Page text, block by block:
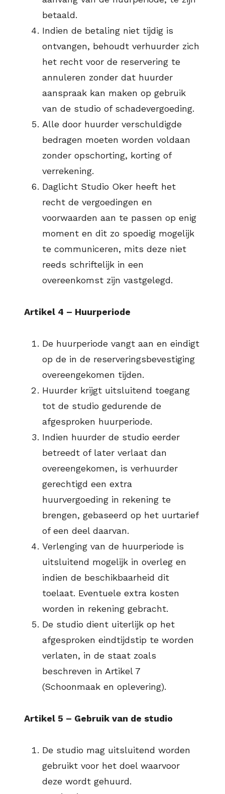
betaald.
Indien de betaling niet tijdig is
ontvangen, behoudt verhuurder zich
het recht voor de reservering te
annuleren zonder dat huurder
aanspraak kan maken op gebruik
van de studio of schadevergoeding.
Alle door huurder verschuldigde
bedragen moeten worden voldaan
zonder opschorting, korting of
verrekening.
Daglicht Studio Oker heeft het
recht de vergoedingen en
voorwaarden aan te passen op enig
moment en dit zo spoedig mogelijk
te communiceren, mits deze niet
reeds schriftelijk in een
overeenkomst zijn vastgelegd.
Artikel 4 – Huurperiode
De huurperiode vangt aan en eindigt
op de in de reserveringsbevestiging
overeengekomen tijden.
Huurder krijgt uitsluitend toegang
tot de studio gedurende de
afgesproken huurperiode.
Indien huurder de studio eerder
betreedt of later verlaat dan
overeengekomen, is verhuurder
gerechtigd een extra
huurvergoeding in rekening te
brengen, gebaseerd op het uurtarief
of een deel daarvan.
Verlenging van de huurperiode is
uitsluitend mogelijk in overleg en
indien de beschikbaarheid dit
toelaat. Eventuele extra kosten
worden in rekening gebracht.
De studio dient uiterlijk op het
afgesproken eindtijdstip te worden
verlaten, in de staat zoals
beschreven in Artikel 7
(Schoonmaak en oplevering).
Artikel 5 – Gebruik van de studio
De studio mag uitsluitend worden
gebruikt voor het doel waarvoor
deze wordt gehuurd.